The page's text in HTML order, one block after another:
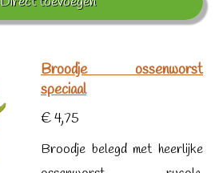
Broodje ossenworst
speciaal
€ 4,75
Broodje belegd met heerlijke